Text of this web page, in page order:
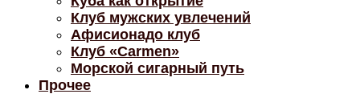
Клуб мужских увлечений
Афисионадо клуб
Клуб «Carmen»
Морской сигарный путь
Прочее